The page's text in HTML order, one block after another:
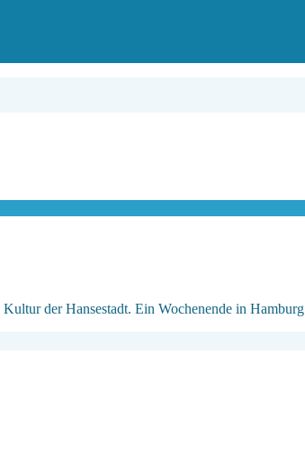
der Hansestadt. Ein Wochenende in